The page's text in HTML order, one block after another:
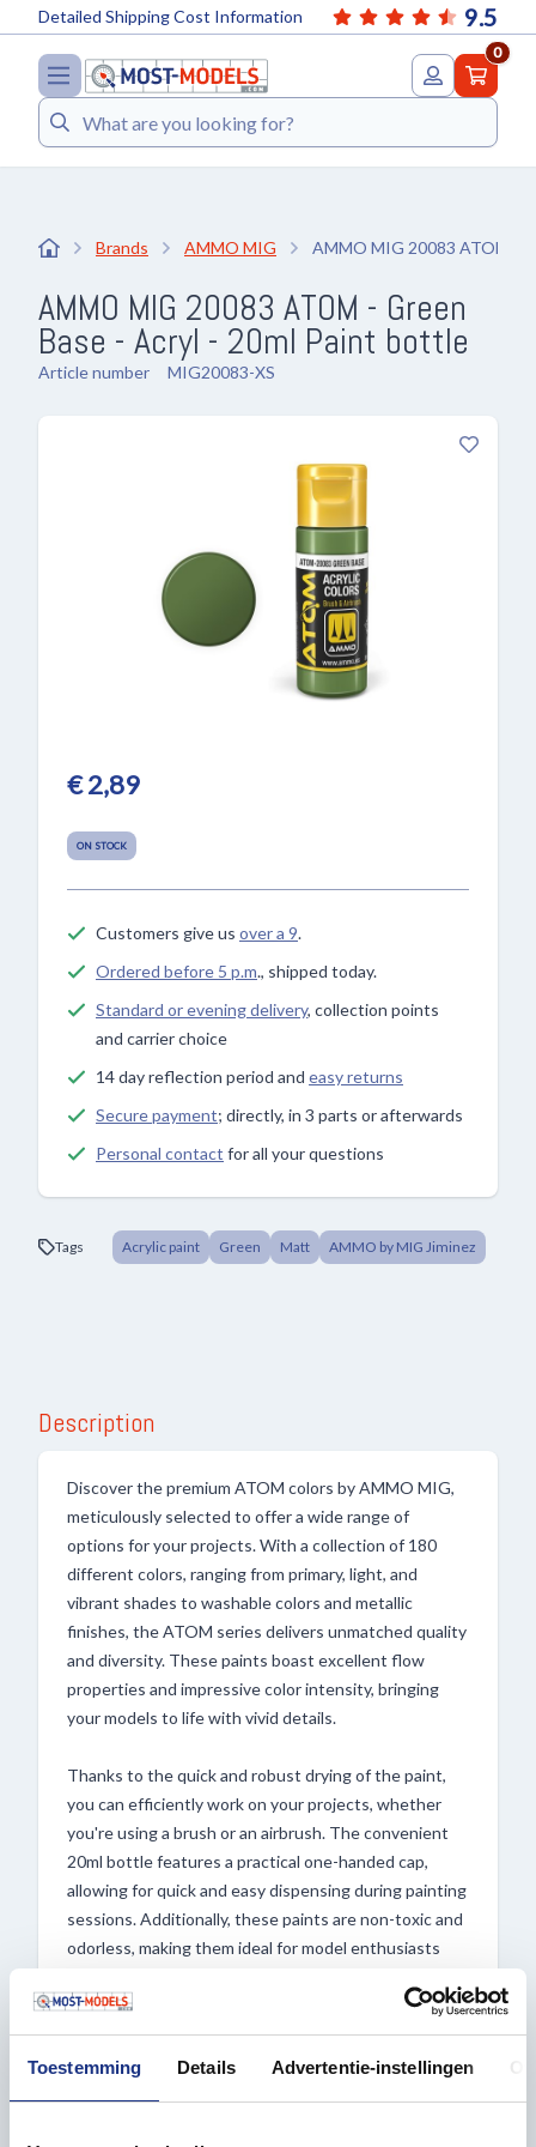
Toestemming Details Advertentie-instellingen
9.5
Detailed Shipping Cost Information
0
Search
Brands AMMO MIG AMMO MIG 20083 ATOM -
AMMO MIG 20083 ATOM - Green
Base - Acryl - 20ml Paint bottle
Article number MIG20083-XS
€ 2,89
ON STOCK
Customers give us over a 9.
Ordered before 5 p.m., shipped today.
Standard or evening delivery, collection points
and carrier choice
14 day reflection period and easy returns
Secure payment; directly, in 3 parts or afterwards
Personal contact for all your questions
Tags Acrylic paint Green Matt AMMO by MIG Jiminez
Description
Discover the premium ATOM colors by AMMO MIG,
meticulously selected to offer a wide range of
options for your projects. With a collection of 180
different colors, ranging from primary, light, and
vibrant shades to washable colors and metallic
finishes, the ATOM series delivers unmatched quality
and diversity. These paints boast excellent flow
properties and impressive color intensity, bringing
your models to life with vivid details.
Thanks to the quick and robust drying of the paint,
you can efficiently work on your projects, whether
you're using a brush or an airbrush. The convenient
20ml bottle features a practical one-handed cap,
allowing for quick and easy dispensing during painting
sessions. Additionally, these paints are non-toxic and
odorless, making them ideal for model enthusiasts
Experience the convenience and versatility of ATOM
bottles, available at Most-Models.com!